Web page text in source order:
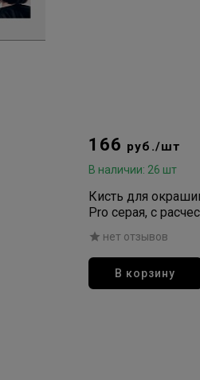
166 руб./шт
В наличии: 26 шт
Кисть для
Pro серая, с
щетиной, узкая
нет отзывов
В корзину